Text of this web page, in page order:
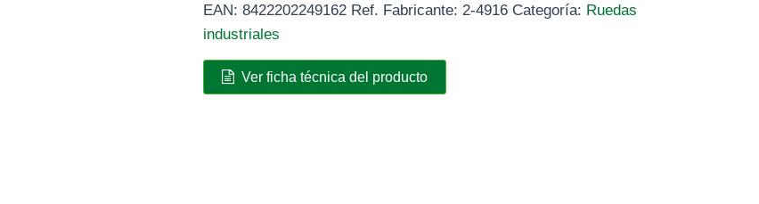
EAN: 8422202249162 Ref. Fabricante: 2-4916 Categoría: Ruedas
industriales
Ver ficha técnica del producto